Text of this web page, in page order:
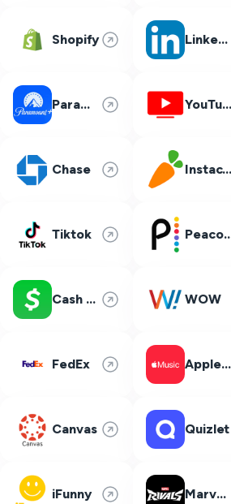
Shopify LinkedIn
Paramount Plus YouTube TV
Chase Instacart
Tiktok
Cash App WOW
FedEx Apple Music
Canvas Quizlet
iFunny Marvel Rivals